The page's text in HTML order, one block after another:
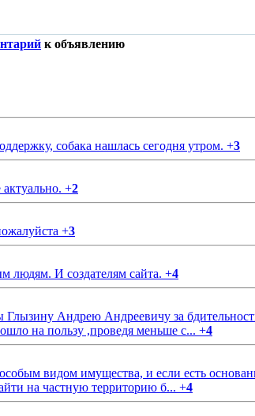
к объявлению
собака нашлась сегодня утром. +3
+2
+3
людям. И создателям сайта. +4
Андрею Андреевичу за
на пользу ,проведя меньше с... +4
видом имущества, и если есть
на частную территорию б... +4